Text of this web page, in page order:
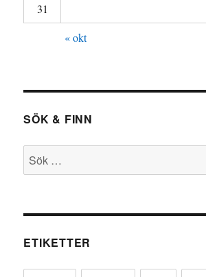
31
« okt
SÖK & FINN
Sök
efter:
ETIKETTER